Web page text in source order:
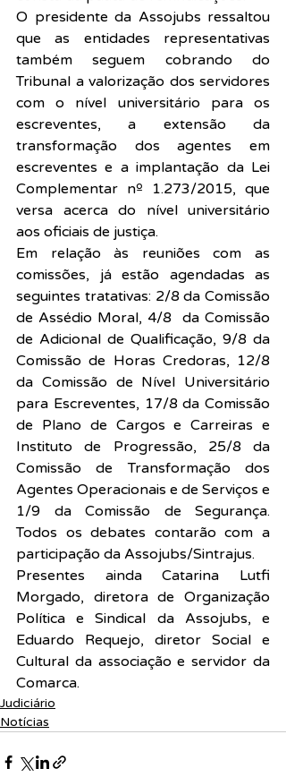
O presidente da Assojubs ressaltou
que as entidades representativas
também seguem cobrando do
Tribunal a valorização dos servidores
com o nível universitário para os
escreventes, a extensão da
transformação dos agentes em
escreventes e a implantação da Lei
Complementar nº 1.273/2015, que
versa acerca do nível universitário
aos oficiais de justiça.
Em relação às reuniões com as
comissões, já estão agendadas as
seguintes tratativas: 2/8 da Comissão
de Assédio Moral, 4/8  da Comissão
de Adicional de Qualificação, 9/8 da
Comissão de Horas Credoras, 12/8
da Comissão de Nível Universitário
para Escreventes, 17/8 da Comissão
de Plano de Cargos e Carreiras e
Instituto de Progressão, 25/8 da
Comissão de Transformação dos
Agentes Operacionais e de Serviços e
1/9 da Comissão de Segurança.
Todos os debates contarão com a
participação da Assojubs/Sintrajus.
Presentes ainda Catarina Lutfi
Morgado, diretora de Organização
Política e Sindical da Assojubs, e
Eduardo Requejo, diretor Social e
Cultural da associação e servidor da
Comarca.
Judiciário
Notícias